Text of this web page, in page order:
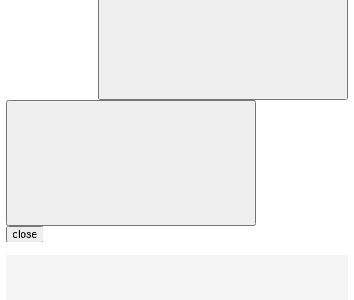
close